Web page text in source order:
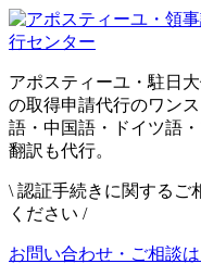
アポスティーユ・駐日
の取得申請代行のワン
語・中国語・ドイツ語
翻訳も代行。
\ 認証手続きに関するご
ください /
お問い合わせ・ご相談